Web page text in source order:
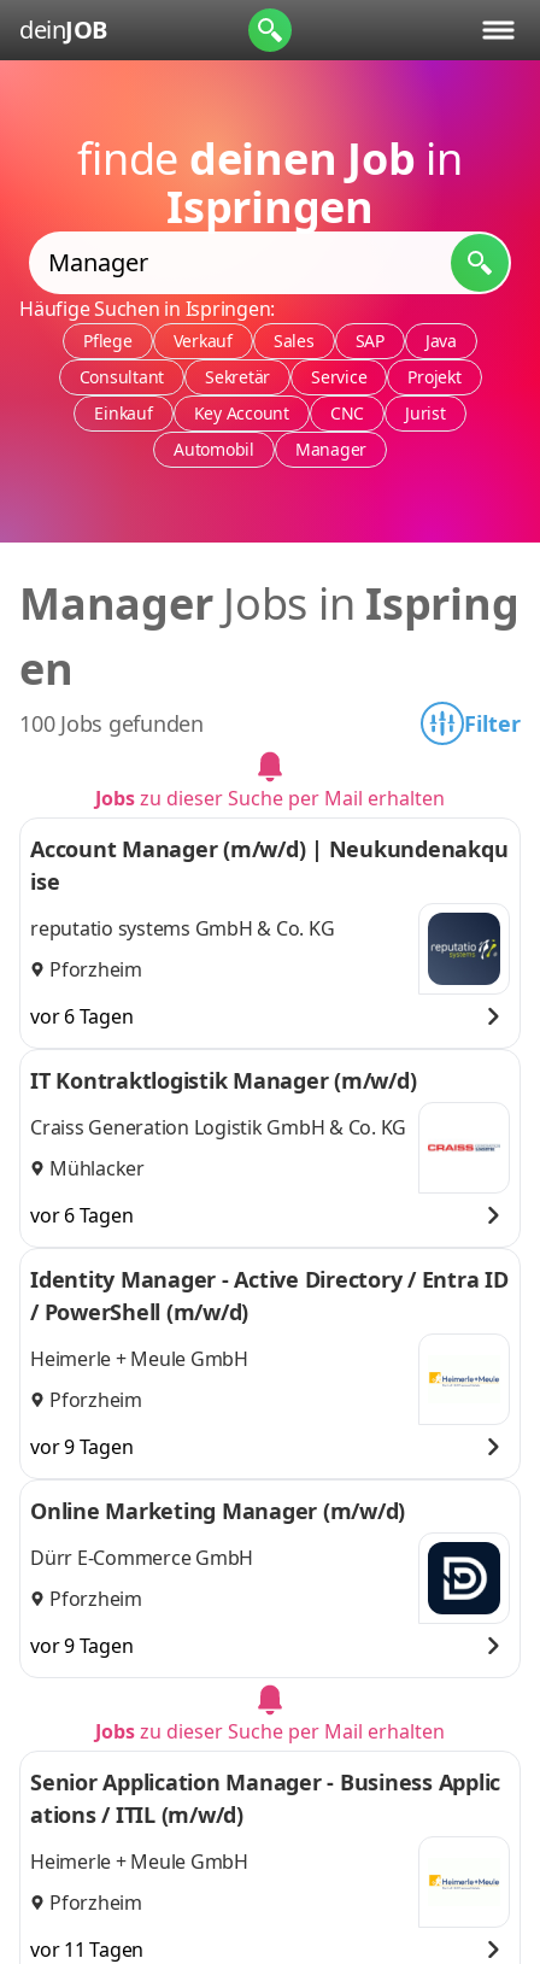
deinJOB
finde deinen Job in
Ispringen
Häufige Suchen in Ispringen:
Pflege Verkauf Sales SAP
Java
Consultant
Sekretär Service
Projekt
Einkauf
Key Account CNC
Jurist
Automobil
Manager
ManagerJobs in Ispring
en
100 Jobs gefunden Filter
Jobszu dieser Suche per Mail erhalten
Account Manager (m/w/d) | Neukundenakqu
ise
reputatio systems GmbH & Co. KG
Pforzheim
vor 6 Tagen
IT Kontraktlogistik Manager (m/w/d)
Craiss Generation Logistik GmbH & Co. KG
Mühlacker
vor 6 Tagen
Identity Manager - Active Directory / Entra ID
/ PowerShell (m/w/d)
Heimerle + Meule GmbH
Pforzheim
vor 9 Tagen
Online Marketing Manager (m/w/d)
Dürr E-Commerce GmbH
Pforzheim
vor 9 Tagen
Jobszu dieser Suche per Mail erhalten
Senior Application Manager - Business Applic
ations / ITIL (m/w/d)
Heimerle + Meule GmbH
Pforzheim
vor 11 Tagen